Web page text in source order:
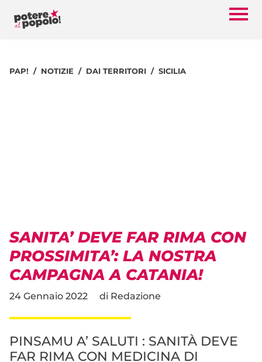
PAP! NOTIZIE DAI TERRITORI SICILIA
SANITA’ DEVE FAR RIMA CON
PROSSIMITA’: LA NOSTRA
CAMPAGNA A CATANIA!
24 Gennaio 2022 di Redazione
PINSAMU A’ SALUTI : SANITÀ DEVE
FAR RIMA CON MEDICINA DI